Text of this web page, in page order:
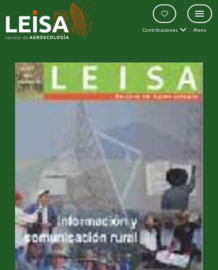
Contribuciones Menu